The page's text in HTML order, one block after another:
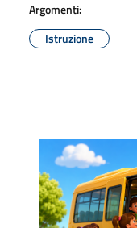
Argomenti:
Istruzione